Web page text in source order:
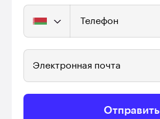
Телефон
Электронная почта
Отправить